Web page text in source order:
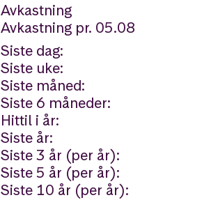
Avkastning
Avkastning pr. 05.08
Siste dag:
Siste uke:
Siste måned:
Siste 6 måneder:
Hittil i år:
Siste år:
Siste 3 år (per år):
Siste 5 år (per år):
Siste 10 år (per år):